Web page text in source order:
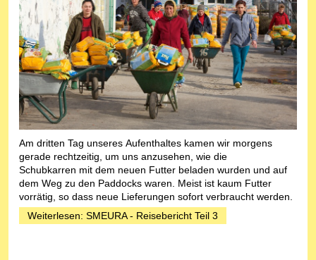
Am dritten Tag unseres Aufenthaltes kamen wir morgens
gerade rechtzeitig, um uns anzusehen, wie die
Schubkarren mit dem neuen Futter beladen wurden und auf
dem Weg zu den Paddocks waren. Meist ist kaum Futter
vorrätig, so dass neue Lieferungen sofort verbraucht werden.
Weiterlesen: SMEURA - Reisebericht Teil 3